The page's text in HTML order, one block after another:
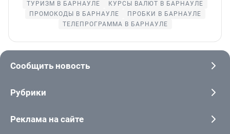
ТУРИЗМ В БАРНАУЛЕ
КУРСЫ ВАЛЮТ В БАРНАУЛЕ
ПРОМОКОДЫ В БАРНАУЛЕ
ПРОБКИ В БАРНАУЛЕ
ТЕЛЕПРОГРАММА В БАРНАУЛЕ
Сообщить новость
Рубрики
Реклама на сайте